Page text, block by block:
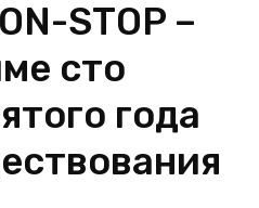
STOP –
сто
года